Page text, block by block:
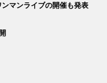
マンライブの開催も発表